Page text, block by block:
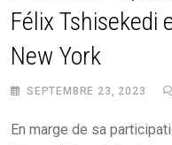
Félix Tshisekedi
New York
SEPTEMBRE 23, 2023
En marge de sa